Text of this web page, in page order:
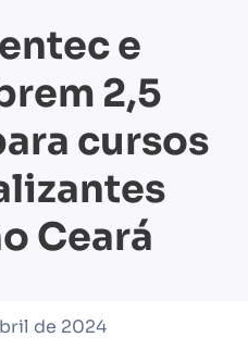
e
2,5
cursos
Ceará
de 2024